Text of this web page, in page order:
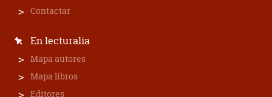
Contactar
En lecturalia
Mapa autores
Mapa libros
Editores